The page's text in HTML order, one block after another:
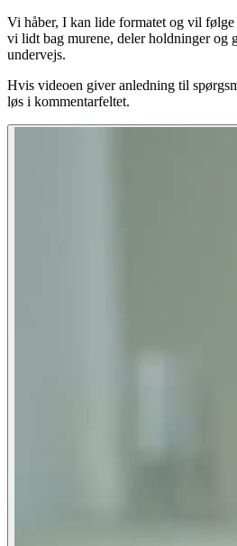
Vi håber, I kan lide formatet og vil
vi lidt bag murene, deler holdninger og
undervejs.
Hvis videoen giver anledning til
løs i kommentarfeltet.